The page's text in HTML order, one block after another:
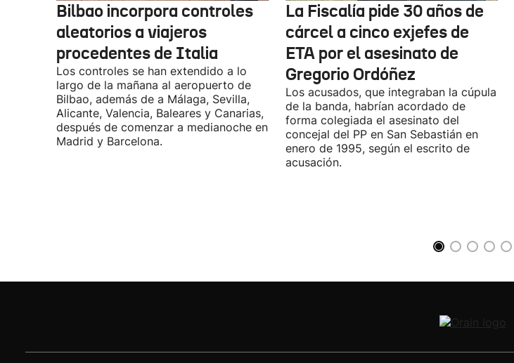
Bilbao incorpora controles
aleatorios a viajeros
procedentes de Italia
Los controles se han extendido a lo
largo de la mañana al aeropuerto de
Bilbao, además de a Málaga, Sevilla,
Alicante, Valencia, Baleares y Canarias,
después de comenzar a medianoche en
Madrid y Barcelona.
La Fiscalía pide 30 años de
cárcel a cinco exjefes de
ETA por el asesinato de
Gregorio Ordóñez
Los acusados, que integraban la cúpula
de la banda, habrían acordado de
forma colegiada el asesinato del
concejal del PP en San Sebastián en
enero de 1995, según el escrito de
acusación.